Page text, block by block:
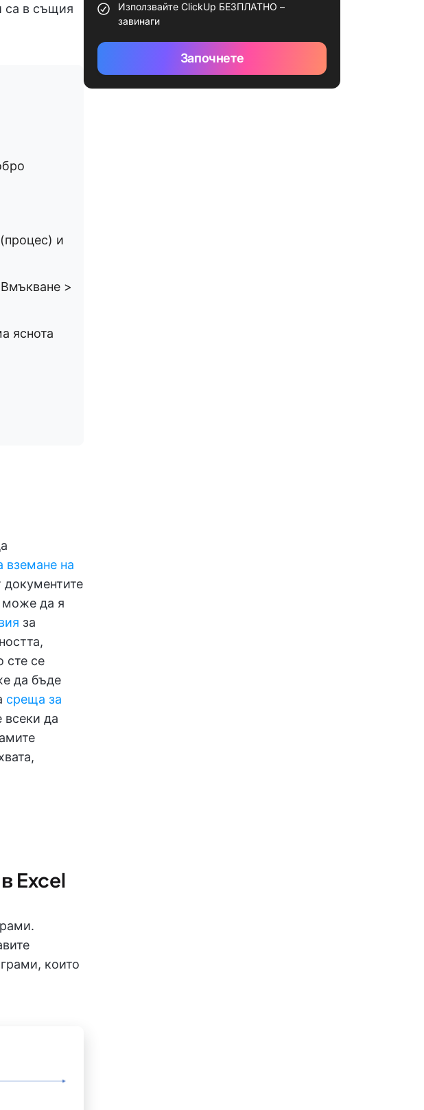
са в същия
и
>
яснота
вземане на
документите
може да я
за
сте се
да бъде
среща за
всеки да
Excel
които
Използвайте ClickUp БЕЗПЛАТНО –
завинаги
Започнете